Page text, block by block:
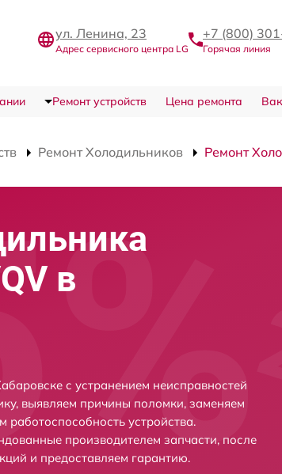
ул. Ленина, 23
Адрес сервисного центра LG
+7 (800)
Горячая линия
Ремонт устройств Цена ремонта
Ремонт Холодильников Ремонт
в
с устранением неисправностей
выявляем причины поломки, заменяем
работоспособность устройства.
производителем запчасти, после
и предоставляем гарантию.